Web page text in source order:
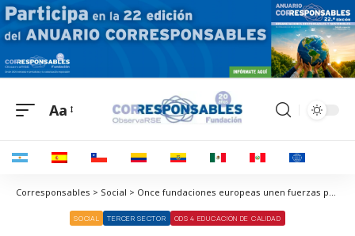
Aa
Corresponsables > Social > Once fundaciones europeas unen fuerzas para promover el arte como herramienta de cambio social
SOCIAL TERCER SECTOR ODS 4 EDUCACIÓN DE CALIDAD